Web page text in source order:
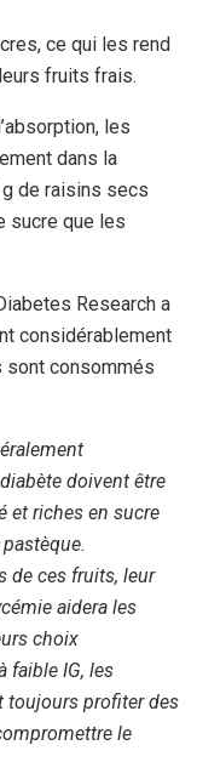
ce qui les rend
fruits frais.
les
dans la
de raisins secs
sucre que les
Research a
considérablement
sont consommés
doivent être
et riches en sucre
de ces fruits, leur
aidera les
choix
faible IG, les
toujours profiter des
le